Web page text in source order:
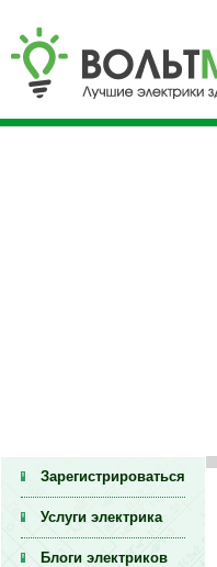
Зарегистрироваться
Услуги электрика
Блоги электриков